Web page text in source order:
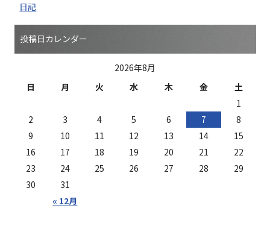
日記
投稿日カレンダー
2026年8月
日
月 火 水 木 金 土
« 12月
1
2
3 4 5 6 7
8
9
10 11 12 13 14
15
16
17 18 19 20 21
22
23
24 25 26 27 28
29
30
31